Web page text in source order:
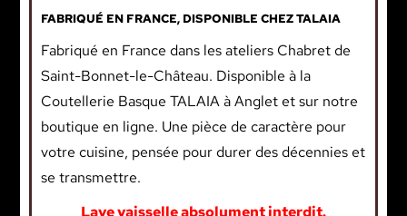
FABRIQUÉ EN FRANCE, DISPONIBLE CHEZ TALAIA
Fabriqué en France dans les ateliers Chabret de
Saint-Bonnet-le-Château. Disponible à la
Coutellerie Basque TALAIA à Anglet et sur notre
boutique en ligne. Une pièce de caractère pour
votre cuisine, pensée pour durer des décennies et
se transmettre.
Lave vaisselle absolument interdit.